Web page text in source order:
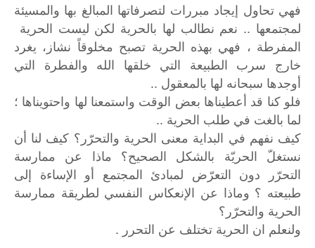
فهي تحاول إيجاد مبررات لتصرفاتها المبالغ بها والمسيئة
لمجتمعها .. نعم نطالب لها بالحرية لكن ليست الحرية
المفرطة ، فهي بهذه الحرية تصبح مخلوقاً نشاز، يغرد
خارج سرب الطبيعة التي خلقها الله والفطرة التي
أوجدها سبحانه لها بالمعقول ..
فلو كنا قد أعطيناها بعض الوقت واستمعنا لها واحتويناها ؛
لما بالغت في طلب الحرية ..
كيف نفهم في البداية معنى الحرية والتحرّر؟ كيف لنا أن
نستغلّ الحريّة بالشكل الصحيح؟ ماذا عن ممارسة
التحرّر دون التعرّض لمبادئ المجتمع أو الإساءة إلى
طبيعته ؟ وماذا عن الإنعكاس النفسي لطريقة ممارسة
الحرية والتحرّر؟
ولنعلم ان الحرية تختلف عن التحرر .